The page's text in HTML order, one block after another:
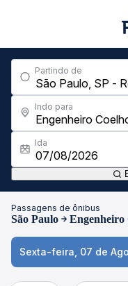
Partindo de
Indo para
Ida
Passagens de ônibus
São Paulo Engenheiro
Sexta-feira, 07 de